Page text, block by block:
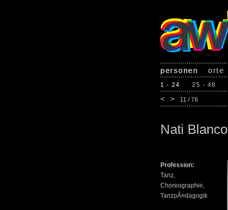
personen orte
1 - 24 25 - 48
< > 11 / 76
Nati Blanco
Profession:
Tanz,
Choreographie,
TanzpÃ¤dagogik